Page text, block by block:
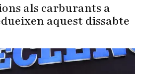
als carburants a
aquest dissabte